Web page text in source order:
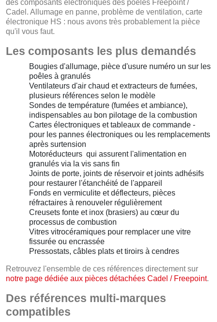
des composants électroniques des poêles Freepoint /
Cadel. Allumage en panne, problème de ventilation, carte
électronique HS : nous avons très probablement la pièce
qu'il vous faut.
Les composants les plus demandés
Bougies d'allumage, pièce d'usure numéro un sur les
poêles à granulés
Ventilateurs d'air chaud et extracteurs de fumées,
plusieurs références selon le modèle
Sondes de température (fumées et ambiance),
indispensables au bon pilotage de la combustion
Cartes électroniques et tableaux de commande -
pour les pannes électroniques ou les remplacements
après surtension
Motoréducteurs qui assurent l'alimentation en
granulés via la vis sans fin
Joints de porte, joints de réservoir et joints adhésifs
pour restaurer l'étanchéité de l'appareil
Fonds en vermiculite et déflecteurs, pièces
réfractaires à renouveler régulièrement
Creusets fonte et inox (brasiers) au cœur du
processus de combustion
Vitres vitrocéramiques pour remplacer une vitre
fissurée ou encrassée
Pressostats, câbles plats et tiroirs à cendres
Retrouvez l'ensemble de ces références directement sur
notre page dédiée aux pièces détachées Cadel / Freepoint.
Des références multi-marques
compatibles